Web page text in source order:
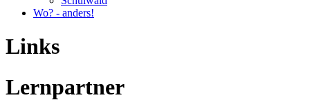
Wo? - anders!
Links
Lernpartner